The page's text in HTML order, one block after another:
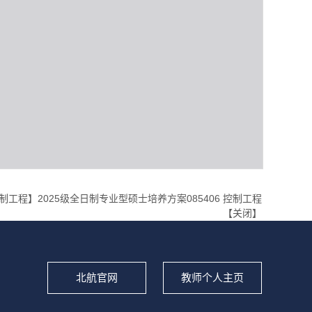
制工程】2025级全日制专业型硕士培养方案085406 控制工程
【关闭】
北航官网 教师个人主页